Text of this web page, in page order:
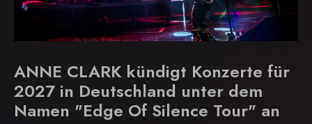
ANNE CLARK kündigt Konzerte für
2027 in Deutschland unter dem
Namen "Edge Of Silence Tour" an